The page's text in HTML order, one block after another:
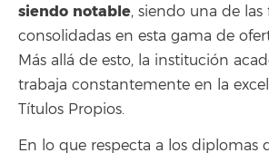
siendo notable, siendo una de
consolidadas en esta gama de
Más allá de esto, la institución
trabaja constantemente en la
Títulos Propios.
En lo que respecta a los diplomas